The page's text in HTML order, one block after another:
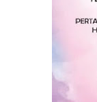
Terpaksa Tolak
Bil Makan
Jalan-jalan Cari
Ikan Tongkol
Nana Juara
Puding Roti Kukus